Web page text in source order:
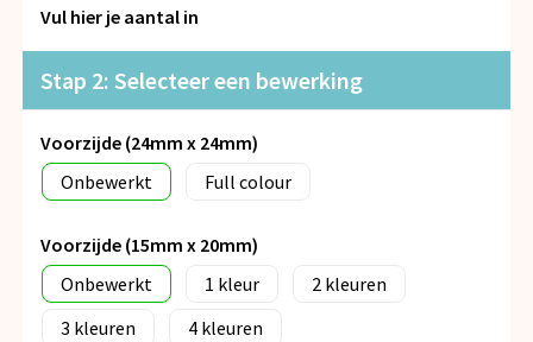
Snoepgoed
Spellen voor binnen en buiten
Veiligheid, Auto en Fiets
Vrije tijd en Strand
Anti-stress
Vul hier je aantal in
Stap 2: Selecteer een bewerking
Voorzijde (24mm x 24mm)
Onbewerkt
Full colour
Voorzijde (15mm x 20mm)
Onbewerkt
1
2
3
4